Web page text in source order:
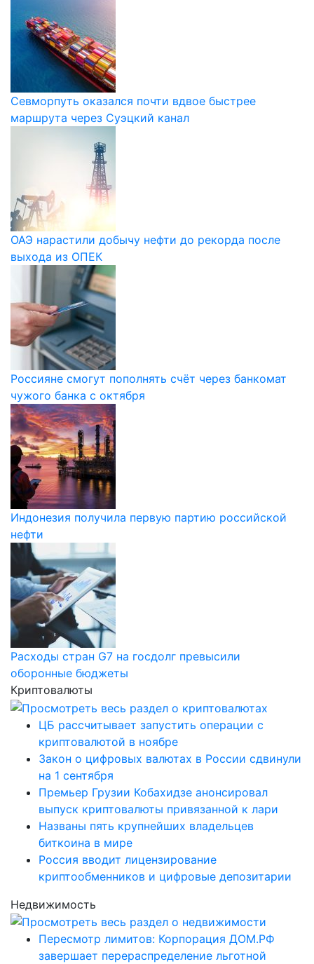
Севморпуть оказался почти вдвое быстрее
маршрута через Суэцкий канал
ОАЭ нарастили добычу нефти до рекорда после
выхода из ОПЕК
Россияне смогут пополнять счёт через банкомат
чужого банка с октября
Индонезия получила первую партию российской
нефти
Расходы стран G7 на госдолг превысили
оборонные бюджеты
Криптовалюты
ЦБ рассчитывает запустить операции с
криптовалютой в ноябре
Закон о цифровых валютах в России сдвинули
на 1 сентября
Премьер Грузии Кобахидзе анонсировал
выпуск криптовалюты привязанной к лари
Названы пять крупнейших владельцев
биткоина в мире
Россия вводит лицензирование
криптообменников и цифровые депозитарии
Недвижимость
Пересмотр лимитов: Корпорация ДОМ.РФ
завершает перераспределение льготной